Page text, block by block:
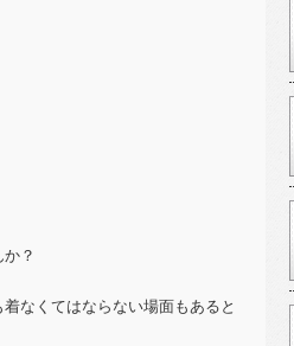
？
なくてはならない場面もあると